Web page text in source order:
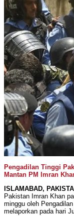
Pengadilan Tinggi
Mantan PM Imran
ISLAMABAD,
Pakistan Imran Khan
minggu oleh
melaporkan pada hari